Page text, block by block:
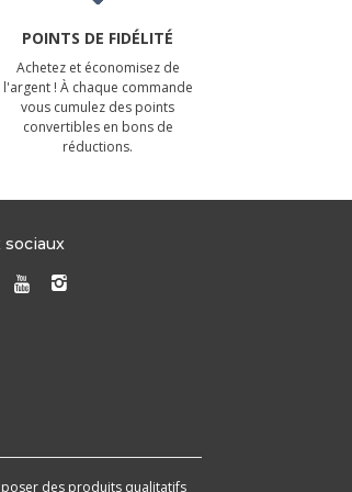
POINTS DE FIDÉLITÉ
Achetez et économisez de
l'argent ! À chaque commande
vous cumulez des points
convertibles en bons de
réductions.
sociaux
des produits qualitatifs